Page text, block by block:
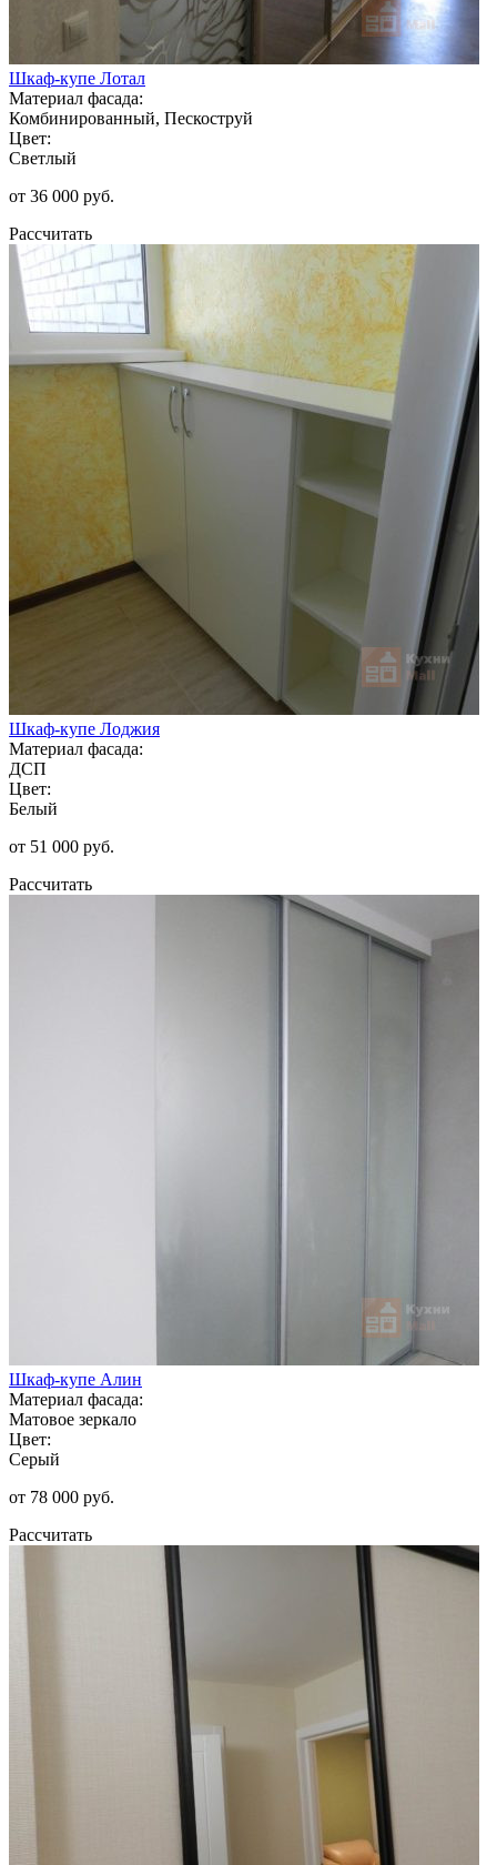
Шкаф-купе Лотал
Материал фасада:
Комбинированный, Пескоструй
Цвет:
Светлый
от 36 000 руб.
Рассчитать
Шкаф-купе Лоджия
Материал фасада:
ДСП
Цвет:
Белый
от 51 000 руб.
Рассчитать
Шкаф-купе Алин
Материал фасада:
Матовое зеркало
Цвет:
Серый
от 78 000 руб.
Рассчитать